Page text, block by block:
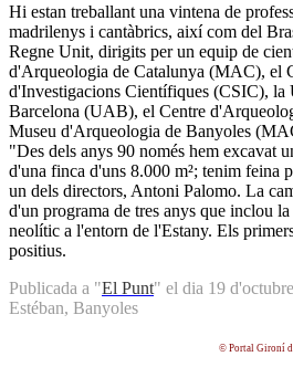
Hi estan treballant una vintena de
madrilenys i cantàbrics, així com del
Regne Unit, dirigits per un equip de
d'Arqueologia de Catalunya (MAC), el
d'Investigacions Científiques (CSIC), la
Barcelona (UAB), el Centre
Museu d'Arqueologia de Banyoles
"Des dels anys 90 només hem excavat
d'una finca d'uns 8.000 m²; tenim feina
un dels directors, Antoni Palomo. La
d'un programa de tres anys que inclou la
neolític a l'entorn de l'Estany. Els
positius.
Publicada a "El Punt" el dia 19
Estéban, Banyoles
© Portal Gironí